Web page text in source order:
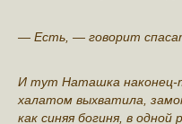
— Есть, — говорит
И тут Наташка наконец-
халатом выхватила,
как синяя богиня, в одной